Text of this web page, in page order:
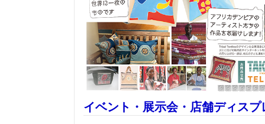
イベント・展示会・店舗ディスプ